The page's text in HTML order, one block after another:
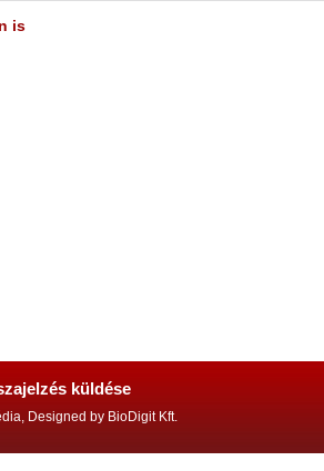
is
küldése
Designed by BioDigit Kft.